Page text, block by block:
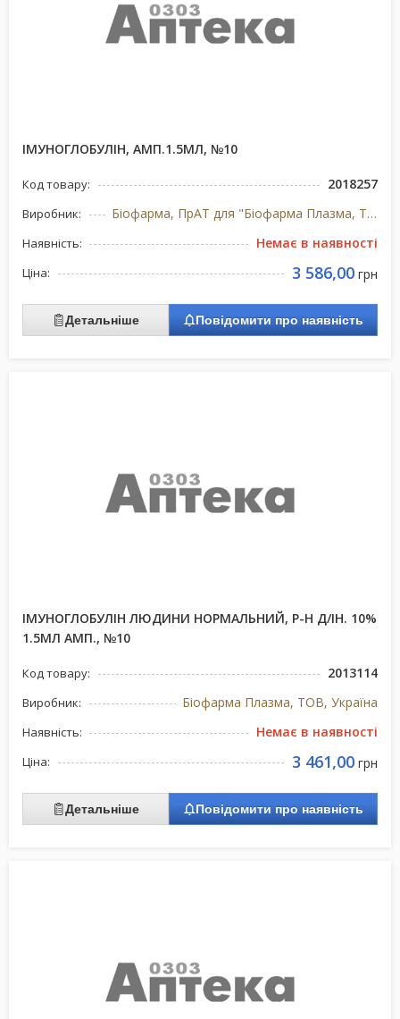
ІМУНОГЛОБУЛІН, АМП.1.5МЛ, №10
Код товару: 2018257
Виробник: Біофарма, ПрАТ для "Біофарма Плазма, ТОВ", Україна
Наявність: Немає в наявності
Ціна: 3 586,00 грн
Детальніше Повідомити про наявність
ІМУНОГЛОБУЛІН ЛЮДИНИ НОРМАЛЬНИЙ, Р-Н Д/ІН. 10%
1.5МЛ АМП., №10
Код товару: 2013114
Виробник: Біофарма Плазма, ТОВ, Україна
Наявність: Немає в наявності
Ціна: 3 461,00 грн
Детальніше Повідомити про наявність